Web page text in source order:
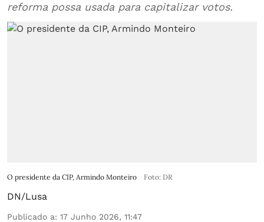
reforma possa usada para capitalizar votos.
O presidente da CIP, Armindo Monteiro Foto: DR
DN/Lusa
Publicado a: 17 Junho 2026, 11:47